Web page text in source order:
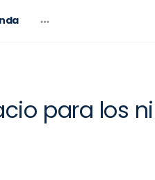
para los